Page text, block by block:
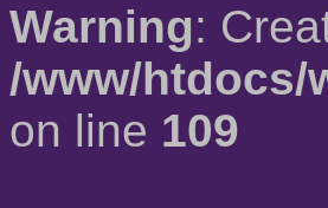
Warning:
/www/htdocs/
on line 109